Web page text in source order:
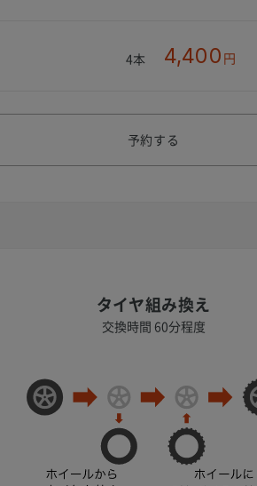
4本 4,400 円
予約する
タイヤ組み換え
交換時間 60分程度